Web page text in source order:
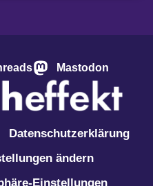
Mastodon
Datenschutzerklärung
ändern
Einstellungen